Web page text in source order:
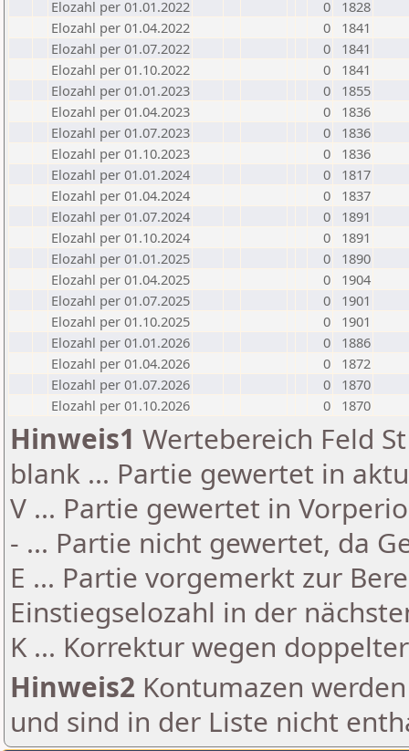
Elozahl per 01.01.2022
0
1828
Elozahl per 01.04.2022
0
1841
Elozahl per 01.07.2022
0
1841
Elozahl per 01.10.2022
0
1841
Elozahl per 01.01.2023
0
1855
Elozahl per 01.04.2023
0
1836
Elozahl per 01.07.2023
0
1836
Elozahl per 01.10.2023
0
1836
Elozahl per 01.01.2024
0
1817
Elozahl per 01.04.2024
0
1837
Elozahl per 01.07.2024
0
1891
Elozahl per 01.10.2024
0
1891
Elozahl per 01.01.2025
0
1890
Elozahl per 01.04.2025
0
1904
Elozahl per 01.07.2025
0
1901
Elozahl per 01.10.2025
0
1901
Elozahl per 01.01.2026
0
1886
Elozahl per 01.04.2026
0
1872
Elozahl per 01.07.2026
0
1870
Elozahl per 01.10.2026
0 1870
Hinweis1 Wertebereich Feld
blank ... Partie gewertet in
V ... Partie gewertet in
- ... Partie nicht gewertet, da
E ... Partie vorgemerkt zur
Einstiegselozahl in der
K ... Korrektur wegen
Hinweis2 Kontumazen
und sind in der Liste nicht